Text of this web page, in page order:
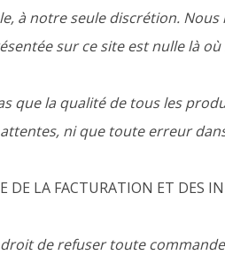
à notre seule discrétion.
sur ce site est nulle là où
que la qualité de tous les
ni que toute erreur
DE LA FACTURATION ET DES
de refuser toute